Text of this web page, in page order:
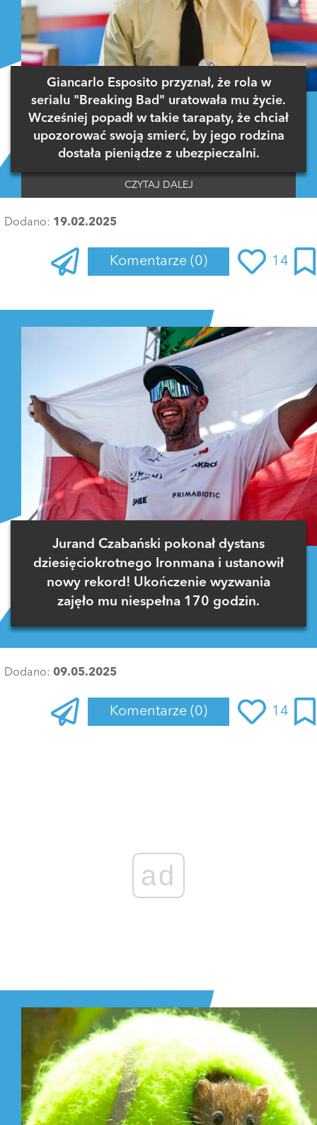
Giancarlo Esposito przyznał, że rola w
serialu "Breaking Bad" uratowała mu życie.
Wcześniej popadł w takie tarapaty, że chciał
upozorować swoją smierć, by jego rodzina
dostała pieniądze z ubezpieczalni.
CZYTAJ DALEJ
Dodano: 19.02.2025
Komentarze (0) 14
Jurand Czabański pokonał dystans
dziesięciokrotnego Ironmana i ustanowił
nowy rekord! Ukończenie wyzwania
zajęło mu niespełna 170 godzin.
Dodano: 09.05.2025
Komentarze (0) 14
ad